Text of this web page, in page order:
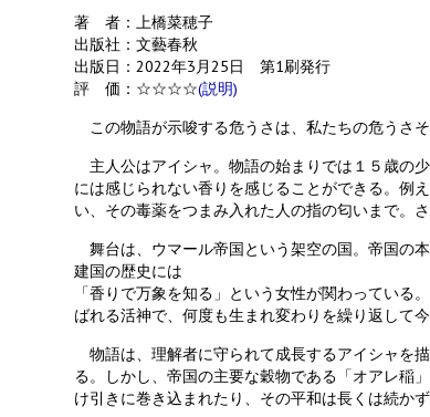
著 者：上橋菜穂子
出版社：文藝春秋
出版日：2022年3月25日 第1刷発行
評 価：☆☆☆☆(説明)
この物語が示唆する危うさは、私たちの危うさそ
主人公はアイシャ。物語の始まりでは１５歳の
には感じられない香りを感じることができる。例
い、その毒薬をつまみ入れた人の指の匂いまで。
舞台は、ウマール帝国という架空の国。帝国の
建国の歴史には
「香りで万象を知る」という女性が関わってい
ばれる活神で、何度も生まれ変わりを繰り返して今
物語は、理解者に守られて成長するアイシャを
る。しかし、帝国の主要な穀物である「オアレ稲
け引きに巻き込まれたり、その平和は長くは続か